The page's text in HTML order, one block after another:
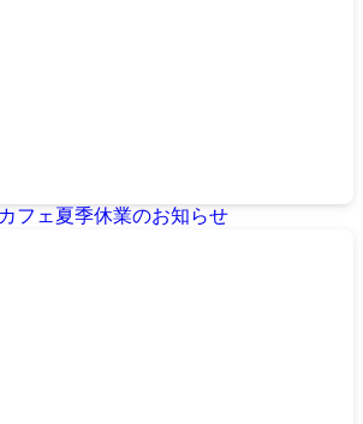
フェ夏季休業のお知らせ